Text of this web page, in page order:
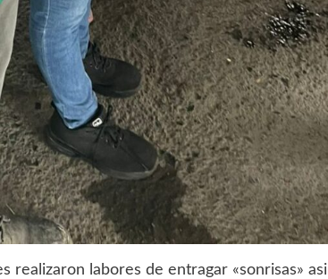
realizaron labores de entragar «sonrisas» asi